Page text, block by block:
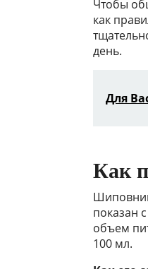
Чтобы
как
день.
Для
Как
показан
объем
100 мл.